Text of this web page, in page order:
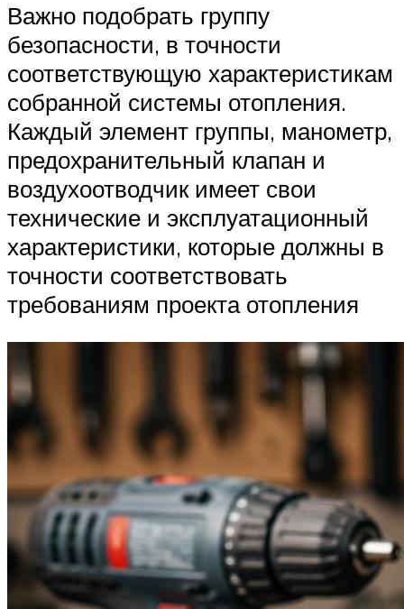
Важно подобрать группу
безопасности, в точности
соответствующую характеристикам
собранной системы отопления.
Каждый элемент группы, манометр,
предохранительный клапан и
воздухоотводчик имеет свои
технические и эксплуатационный
характеристики, которые должны в
точности соответствовать
требованиям проекта отопления